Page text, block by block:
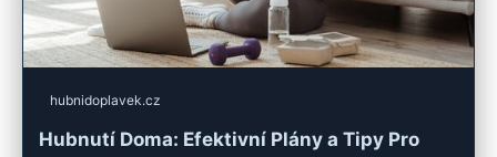
hubnidoplavek.cz
Hubnutí Doma: Efektivní Plány a Tipy Pro